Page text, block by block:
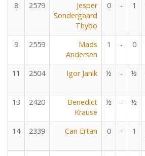
8 2579
Jesper
Sondergaard
Thybo
0 - 1
9 2559
Mads
Andersen
1 - 0
11 2504 Igor Janik ½ - ½
13 2420
Benedict
Krause
½ - ½
14 2339 Can Ertan 0 - 1